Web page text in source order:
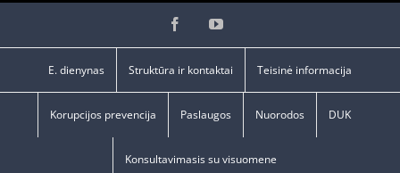
FacebookYouTube
E. dienynas Struktūra ir kontaktai Teisinė informacija
Korupcijos prevencija Paslaugos Nuorodos DUK
Konsultavimasis su visuomene